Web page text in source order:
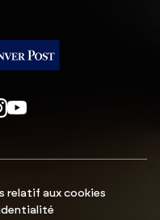
relatif aux cookies